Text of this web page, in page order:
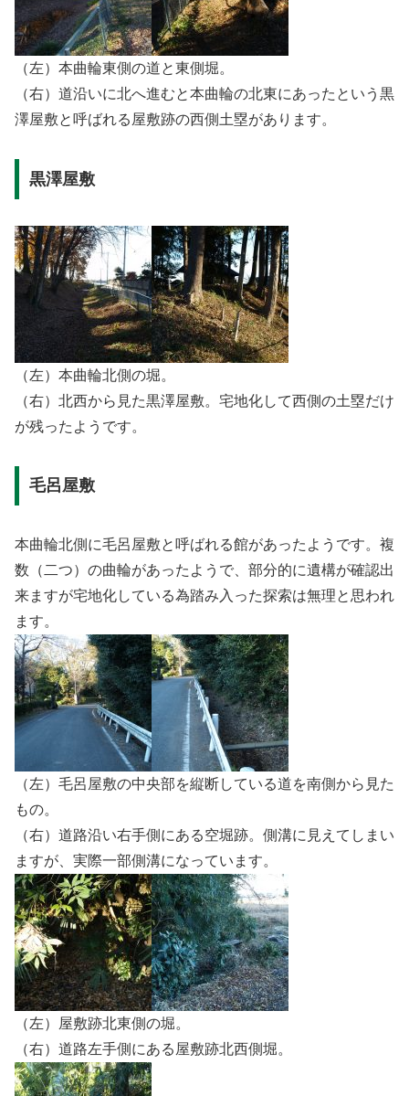
（左）本曲輪東側の道と東側堀。
（右）道沿いに北へ進むと本曲輪の北東にあったという黒
澤屋敷と呼ばれる屋敷跡の西側土塁があります。
黒澤屋敷
（左）本曲輪北側の堀。
（右）北西から見た黒澤屋敷。宅地化して西側の土塁だけ
が残ったようです。
毛呂屋敷
本曲輪北側に毛呂屋敷と呼ばれる館があったようです。複
数（二つ）の曲輪があったようで、部分的に遺構が確認出
来ますが宅地化している為踏み入った探索は無理と思われ
ます。
（左）毛呂屋敷の中央部を縦断している道を南側から見た
もの。
（右）道路沿い右手側にある空堀跡。側溝に見えてしまい
ますが、実際一部側溝になっています。
（左）屋敷跡北東側の堀。
（右）道路左手側にある屋敷跡北西側堀。